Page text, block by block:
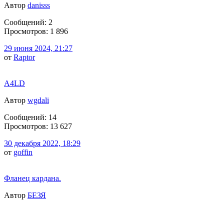
Автор danisss
Сообщений: 2
Просмотров: 1 896
29 июня 2024, 21:27
от Raptor
A4LD
Автор wgdali
Сообщений: 14
Просмотров: 13 627
30 декабря 2022, 18:29
от goffin
Фланец кардана.
Автор БЕЗЯ